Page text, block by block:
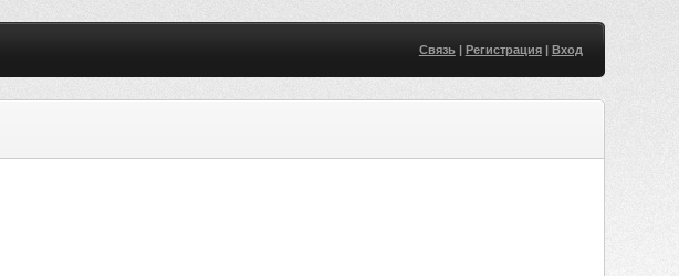
Связь| Регистрация| Вход